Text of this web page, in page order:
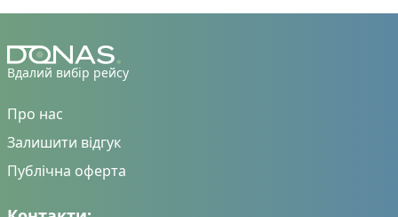
Вдалий вибір рейсу
Про нас
Залишити відгук
Публічна оферта